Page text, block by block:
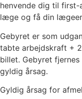
henvende dig til first-
læge og få din
Gebyret er som
tabte arbejdskraft +
billet. Gebyret
gyldig årsag.
Gyldig årsag for